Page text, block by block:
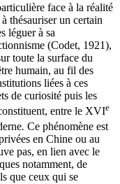
face à la réalité
thésauriser un certain
léguer à sa
(Codet, 1921),
toute la surface du
humain, au fil des
liées à ces
de curiosité puis les
entre le XVIe
. Ce phénomène est
en Chine ou au
pas, en lien avec le
notamment, de
que ceux qui se